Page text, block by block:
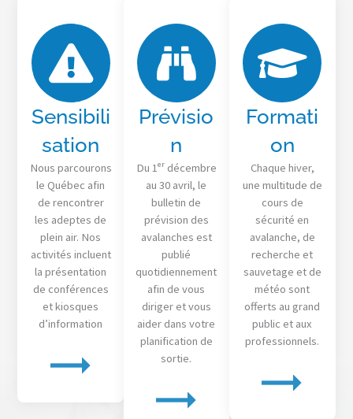
Sensibili
sation
Nous parcourons
le Québec afin
de rencontrer
les adeptes de
plein air. Nos
activités incluent
la présentation
de conférences
et kiosques
d’information
Prévisio
n
Du 1ᵉʳ décembre
au 30 avril, le
bulletin de
prévision des
avalanches est
publié
quotidiennement
afin de vous
diriger et vous
aider dans votre
planification de
sortie.
Formati
on
Chaque hiver,
une multitude de
cours de
sécurité en
avalanche, de
recherche et
sauvetage et de
météo sont
offerts au grand
public et aux
professionnels.